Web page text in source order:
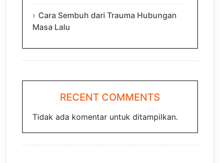
Cara Sembuh dari Trauma Hubungan
Masa Lalu
RECENT COMMENTS
Tidak ada komentar untuk ditampilkan.